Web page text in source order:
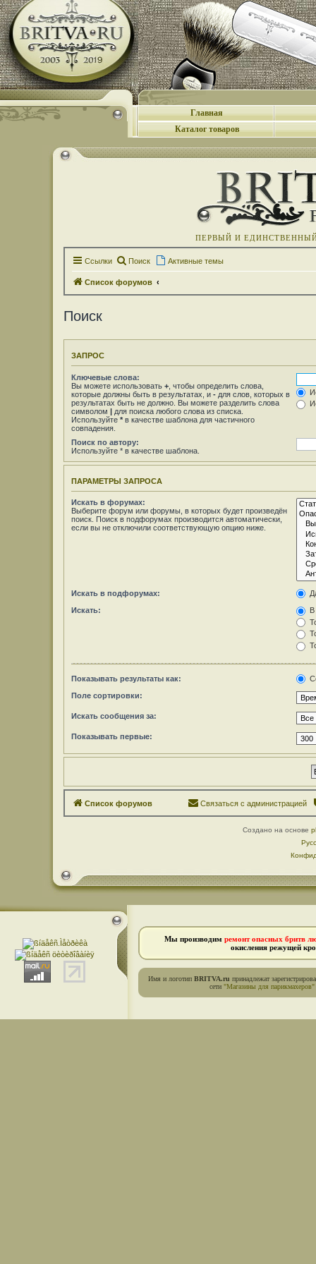
Главная
Каталог товаров
ПЕРВЫЙ И
Ссылки Поиск Активные темы
Список форумов
Поиск
ЗАПРОС
Ключевые слова:
Вы можете использовать + , чтобы определить слова,
которые должны быть в результатах, и - для слов, которых в
результатах быть не должно. Вы можете разделить слова
символом | для поиска любого слова из списка.
Используйте * в качестве шаблона для частичного
совпадения.
Поиск по автору:
Используйте * в качестве шаблона.
ПАРАМЕТРЫ ЗАПРОСА
Искать в форумах:
Выберите форум или форумы, в которых будет произведён
поиск. Поиск в подфорумах производится автоматически,
если вы не отключили соответствующую опцию ниже.
Искать в подфорумах:
Искать:
В
Показывать результаты как:
Поле сортировки:
Искать сообщения за:
Показывать первые:
Список форумов Связаться с администрацией
Создано на основе
Мы производим ремонт опасных бритв
окисления режущей
Имя и логотип BRITVA.ru принадлежат
сети "Магазины для парикмахеров"